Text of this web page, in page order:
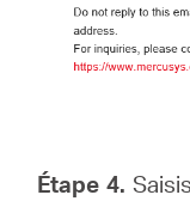
Étape 4.